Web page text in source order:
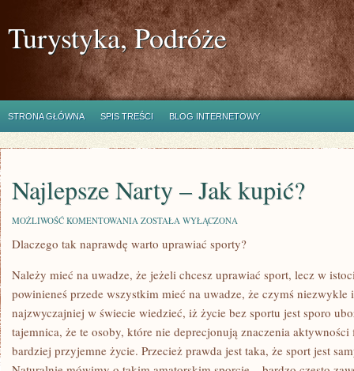
Turystyka, Podróże
STRONA GŁÓWNA SPIS TREŚCI BLOG INTERNETOWY
Najlepsze Narty – Jak kupić?
MOŻLIWOŚĆ KOMENTOWANIA NAJLEPSZE
–
ZOSTAŁA WYŁĄCZONA
Dlaczego tak naprawdę warto uprawiać sporty?
Należy mieć na uwadze, że jeżeli chcesz uprawiać sport, lecz w
powinieneś przede wszystkim mieć na uwadze, że czymś niezwykle
najzwyczajniej w świecie wiedzieć, iż życie bez sportu jest sporo
tajemnica, że te osoby, które nie deprecjonują znaczenia
bardziej przyjemne życie. Przecież prawda jest taka, że sport jest